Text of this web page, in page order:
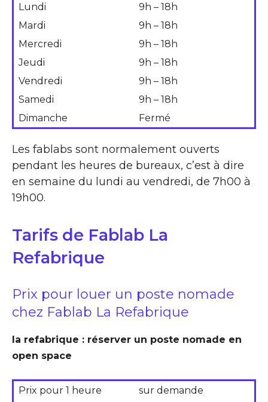
Lundi
9h – 18h
Mardi
9h – 18h
Mercredi
9h – 18h
Jeudi
9h – 18h
Vendredi
9h – 18h
Samedi
9h – 18h
Dimanche
Fermé
Les fablabs sont normalement ouverts
pendant les heures de bureaux, c’est à dire
en semaine du lundi au vendredi, de 7h00 à
19h00.
Tarifs de Fablab La
Refabrique
Prix pour louer un poste nomade
chez Fablab La Refabrique
la refabrique : réserver un poste nomade en
open space
Prix pour 1 heure
sur demande